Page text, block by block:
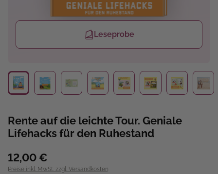
Leseprobe
Rente auf die leichte Tour. Geniale
Lifehacks für den Ruhestand
12,00 €
Preise inkl. MwSt. zzgl. Versandkosten